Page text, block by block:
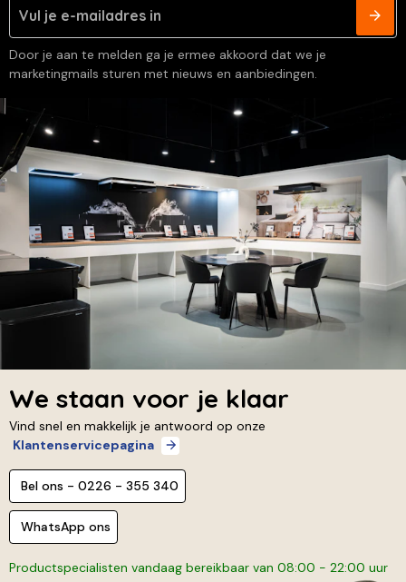
Door je aan te melden ga je ermee akkoord dat we je
marketingmails sturen met nieuws en aanbiedingen.
We staan voor je klaar
Vind snel en makkelijk je antwoord op onze
Klantenservicepagina
Bel ons - 0226 - 355 340
WhatsApp ons
Productspecialisten vandaag bereikbaar van 08:00 - 22:00 uur